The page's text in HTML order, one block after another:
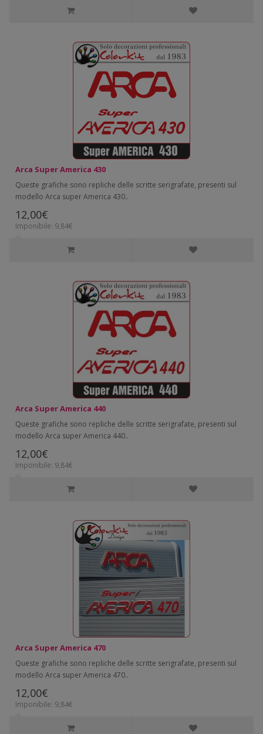
Arca Super America 430
Queste grafiche sono repliche delle scritte serigrafate, presenti sul
modello Arca super America 430..
12,00€
Imponibile: 9,84€
Arca Super America 440
Queste grafiche sono repliche delle scritte serigrafate, presenti sul
modello Arca super America 440..
12,00€
Imponibile: 9,84€
Arca Super America 470
Queste grafiche sono repliche delle scritte serigrafate, presenti sul
modello Arca super America 470..
12,00€
Imponibile: 9,84€